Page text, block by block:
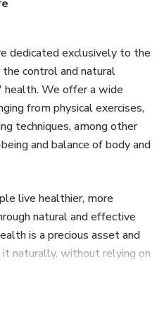
dedicated exclusively to the
control and natural
We offer a wide
from physical exercises,
techniques, among other
and balance of body and
live healthier, more
natural and effective
is a precious asset and
naturally, without relying on